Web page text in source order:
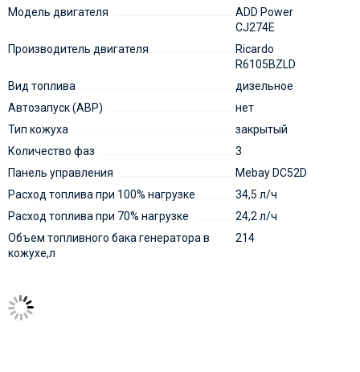
Модель двигателя
ADD Power
CJ274E
Производитель двигателя
Ricardo
R6105BZLD
Вид топлива
дизельное
Автозапуск (АВР)
нет
Тип кожуха
закрытый
Количество фаз
3
Панель управления
Mebay DC52D
Расход топлива при 100% нагрузке
34,5 л/ч
Расход топлива при 70% нагрузке
24,2 л/ч
Объем топливного бака генератора в
кожухе,л
214